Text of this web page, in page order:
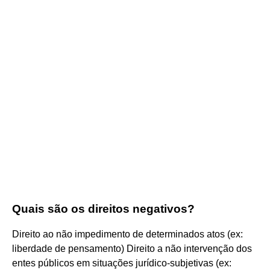
Quais são os direitos negativos?
Direito ao não impedimento de determinados atos (ex:
liberdade de pensamento) Direito a não intervenção dos
entes públicos em situações jurídico-subjetivas (ex: